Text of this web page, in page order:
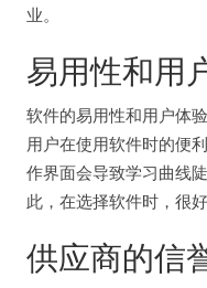
业。
易用性和用
软件的易用性和用户体
用户在使用软件时的便
作界面会导致学习曲线
此，在选择软件时，很
供应商的信